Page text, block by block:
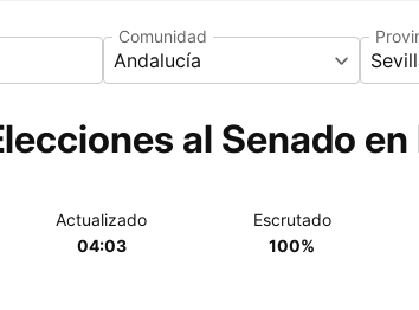
Andalucía
Comunidad
al Senado
Actualizado
04:03
Escrutado
100%